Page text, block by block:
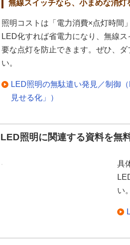
無線スイッチなら、小まめな消灯
照明コストは「電力消費×点灯時間
LED化すれば省電力になり、無線
要な点灯を防止できます。ぜひ、ダ
い。
LED照明の無駄遣い発見／制御
見せる化」）
LED照明に関連する資料を無
具
い。